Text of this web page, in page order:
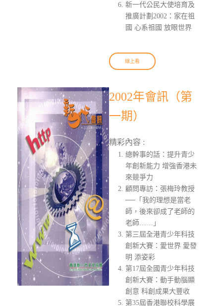
新一代公民大使培育及
推廣計劃2002：家在祖
國 心系祖國 放眼世界
線上看
2002年會訊（第
一期）
精彩內容 :
總幹事的話：提升青少
年創新能力 增強香港未
來競爭力
顧問專訪：張梅玲教授
──「我的理想是當老
師，後來卻成了老師的
老師……」
第三屆全港青少年科技
創新大賽：愛世界 愛發
明 添姿彩
第17屆全國青少年科技
創新大賽：動手動腦顯
創意 科創成果大豐收
第35屆香港聯校科學展